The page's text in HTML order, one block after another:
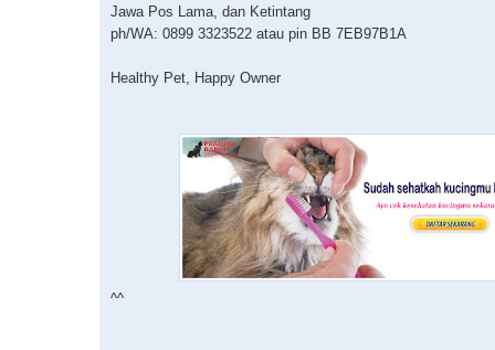
Jawa Pos Lama, dan Ketintang
ph/WA: 0899 3323522 atau pin BB 7EB97B1A
Healthy Pet, Happy Owner
^^